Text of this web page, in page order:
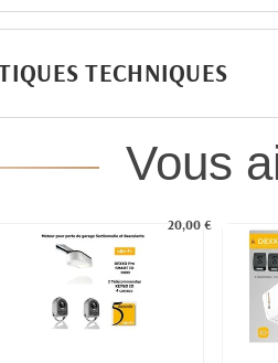
TECHNIQUES
Vous
20,00 €